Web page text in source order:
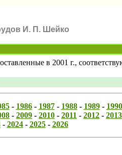
И. П. Шейко
в 2001 г.,
- 1986 - 1987 - 1988 - 1989 - 1990
- 2009 - 2010 - 2011 - 2012 - 2013
- 2024 - 2025 - 2026